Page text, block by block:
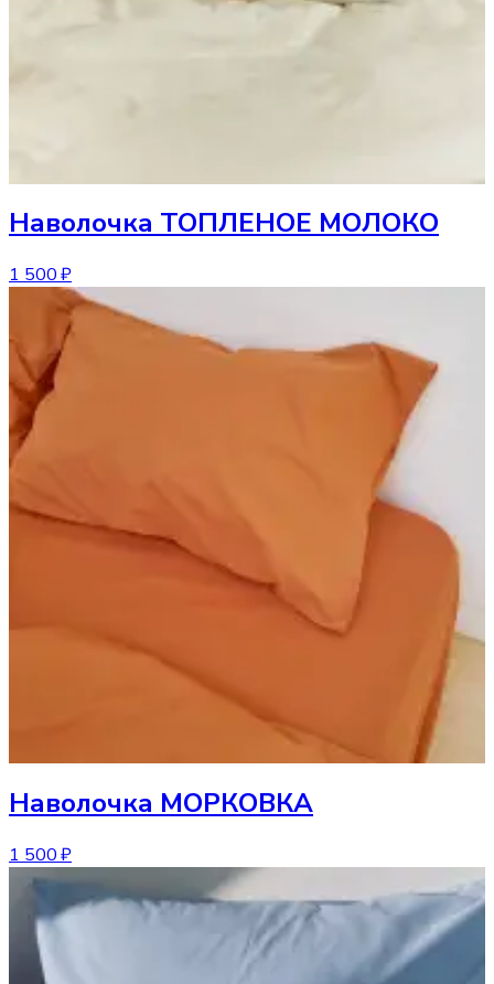
Наволочка ТОПЛЕНОЕ МОЛОКО
1 500 ₽
Наволочка МОРКОВКА
1 500 ₽